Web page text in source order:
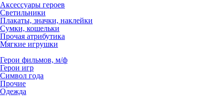
Аксессуары героев
Светильники
Плакаты, значки, наклейки
Сумки, кошельки
Прочая атрибутика
Мягкие игрушки
Герои фильмов, м/ф
Герои игр
Символ года
Прочие
Одежда